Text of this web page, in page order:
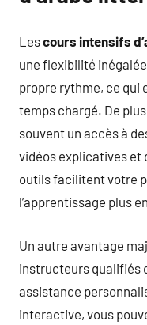
Lescours intensifs
une flexibilité
propre rythme, ce qui
temps chargé. De
souvent un accès à
vidéos explicatives et
outils facilitent votre
l’apprentissage plus
Un autre avantage
instructeurs qualifiés
assistance
interactive, vous